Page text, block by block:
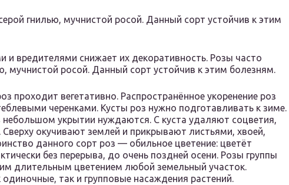
гнилью, мучнистой росой. Данный сорт устойчив к этим
и вредителями снижает их декоративность. Розы часто
мучнистой росой. Данный сорт устойчив к этим болезням.
проходит вегетативно. Распространённое укоренение роз
черенками. Кусты роз нужно подготавливать к зиме.
укрытии нуждаются. С куста удаляют соцветия,
Сверху окучивают землей и прикрывают листьями, хвоей,
данного сорт роз — обильное цветение: цветёт
без перерыва, до очень поздней осени. Розы группы
длительным цветением любой земельный участок.
так и групповые насаждения растений.